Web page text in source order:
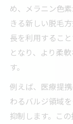
め、メラニン色
きる新しい脱毛
長を利用するこ
となり、より柔
す。
例えば、医療提
わるバルジ領域
抑制します。こ